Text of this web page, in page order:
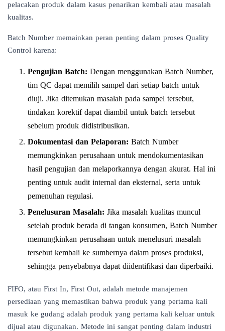
pelacakan produk dalam kasus penarikan kembali atau masalah
kualitas.
Batch Number memainkan peran penting dalam proses Quality
Control karena:
Pengujian Batch: Dengan menggunakan Batch Number,
tim QC dapat memilih sampel dari setiap batch untuk
diuji. Jika ditemukan masalah pada sampel tersebut,
tindakan korektif dapat diambil untuk batch tersebut
sebelum produk didistribusikan.
Dokumentasi dan Pelaporan: Batch Number
memungkinkan perusahaan untuk mendokumentasikan
hasil pengujian dan melaporkannya dengan akurat. Hal ini
penting untuk audit internal dan eksternal, serta untuk
pemenuhan regulasi.
Penelusuran Masalah: Jika masalah kualitas muncul
setelah produk berada di tangan konsumen, Batch Number
memungkinkan perusahaan untuk menelusuri masalah
tersebut kembali ke sumbernya dalam proses produksi,
sehingga penyebabnya dapat diidentifikasi dan diperbaiki.
FIFO, atau First In, First Out, adalah metode manajemen
persediaan yang memastikan bahwa produk yang pertama kali
masuk ke gudang adalah produk yang pertama kali keluar untuk
dijual atau digunakan. Metode ini sangat penting dalam industri